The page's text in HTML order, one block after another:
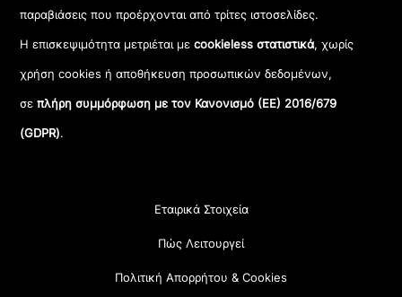
παραβιάσεις που προέρχονται από τρίτες ιστοσελίδες.
Η επισκεψιμότητα μετριέται μεcookieless στατιστικά, χωρίς
χρήση cookies ή αποθήκευση προσωπικών δεδομένων,
σεπλήρη συμμόρφωση με τον Κανονισμό (ΕΕ) 2016/679
(GDPR).
Εταιρικά Στοιχεία
Πώς Λειτουργεί
Πολιτική Απορρήτου & Cookies